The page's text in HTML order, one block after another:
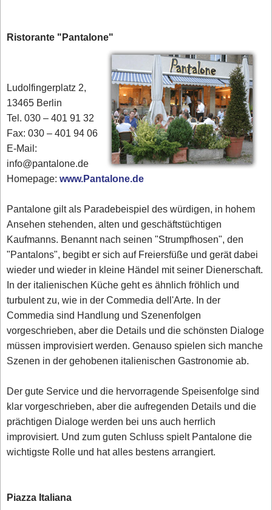
Ristorante "Pantalone"
Ludolfingerplatz 2,
13465 Berlin
Tel. 030 – 401 91 32
Fax: 030 – 401 94 06
E-Mail:
info@pantalone.de
Homepage:www.Pantalone.de
Pantalone gilt als Paradebeispiel des würdigen, in hohem
Ansehen stehenden, alten und geschäftstüchtigen
Kaufmanns. Benannt nach seinen "Strumpfhosen", den
"Pantalons", begibt er sich auf Freiersfüße und gerät dabei
wieder und wieder in kleine Händel mit seiner Dienerschaft.
In der italienischen Küche geht es ähnlich fröhlich und
turbulent zu, wie in der Commedia dell'Arte. In der
Commedia sind Handlung und Szenenfolgen
vorgeschrieben, aber die Details und die schönsten Dialoge
müssen improvisiert werden. Genauso spielen sich manche
Szenen in der gehobenen italienischen Gastronomie ab.
Der gute Service und die hervorragende Speisenfolge sind
klar vorgeschrieben, aber die aufregenden Details und die
prächtigen Dialoge werden bei uns auch herrlich
improvisiert. Und zum guten Schluss spielt Pantalone die
wichtigste Rolle und hat alles bestens arrangiert.
Piazza Italiana